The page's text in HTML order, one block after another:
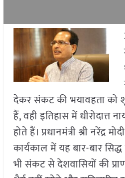
देकर संकट की भयावहता
हैं, वही इतिहास में धीरोदात्त
होते हैं। प्रधानमंत्री श्री नरेंद्र
कार्यकाल में यह बार-बार
भी संकट से देशवासियों की